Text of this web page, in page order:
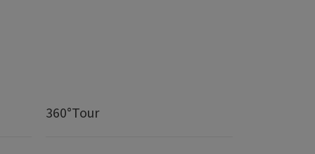
360°Tour